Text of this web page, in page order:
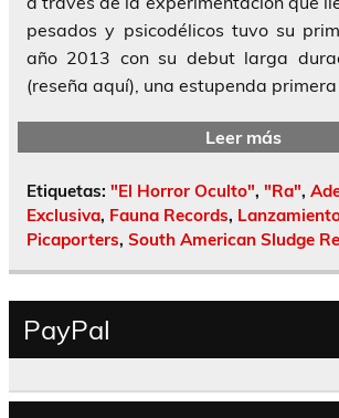
pesados y psicodélicos tuvo su
año 2013 con su debut larga
(reseña aquí), una estupenda
Leer más
Etiquetas: "El Horror Oculto", "Ra",
Exclusiva, Fauna Records,
Picaporters, South American Sludge
PayPal